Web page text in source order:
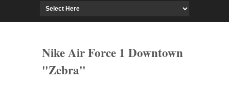
Nike Air Force 1 Downtown
"Zebra"